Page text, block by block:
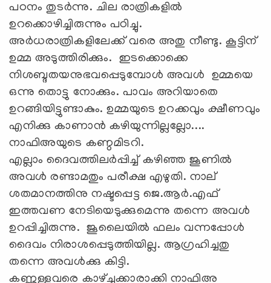
പഠനം തുടര്‍ന്നു. ചില രാത്രികളില്‍
ഉറക്കൊഴിച്ചിരുന്നും പഠിച്ചു.
അര്‍ധരാത്രികളിലേക്ക് വരെ അതു നീണ്ടു. കൂട്ടിന്
ഉമ്മ അടുത്തിരിക്കും. ഇടക്കൊക്കെ
നിശബ്ദതയനുഭവപ്പെടുമ്പോള്‍ അവള്‍ ഉമ്മയെ
ഒന്നു തൊട്ടു നോക്കും. പാവം അറിയാതെ
ഉറങ്ങിയിട്ടുണ്ടാകും. ഉമ്മയുടെ ഉറക്കവും ക്ഷീണവും
എനിക്കു കാണാന്‍ കഴിയുന്നില്ലല്ലോ....
നാഫിഅയുടെ കണ്ഠമിടറി.
എല്ലാം ദൈവത്തിലര്‍പ്പിച്ച് കഴിഞ്ഞ ജൂണില്‍
അവള്‍ രണ്ടാമതും പരീക്ഷ എഴുതി. നാല്
ശതമാനത്തിനു നഷ്ടപ്പെട്ട ജെ.ആര്‍.എഫ്
ഇത്തവണ നേടിയെടുക്കുമെന്നു തന്നെ അവള്‍
ഉറപ്പിച്ചിരുന്നു. ജൂലൈയില്‍ ഫലം വന്നപ്പോള്‍
ദൈവം നിരാശപ്പെടുത്തിയില്ല. ആഗ്രഹിച്ചതു
തന്നെ അവള്‍ക്കു കിട്ടി.
കണ്ണുള്ളവരെ കാഴ്ച്ചക്കാരാക്കി നാഫിഅ